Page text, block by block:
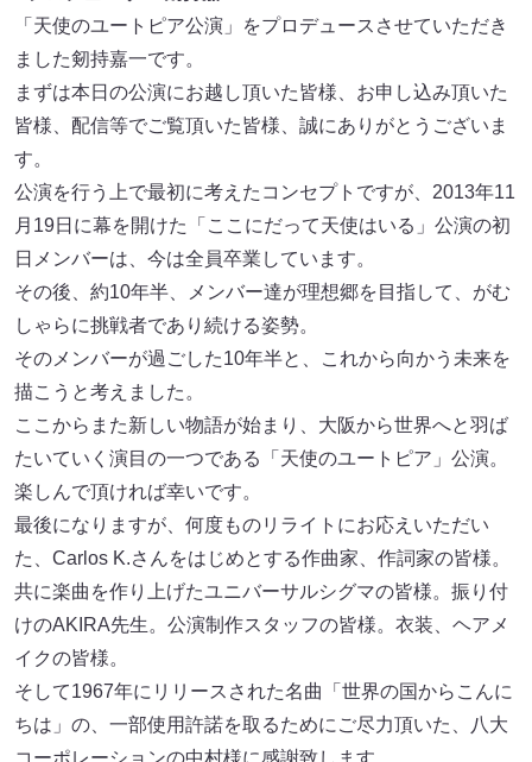
「天使のユートピア公演」をプロデュースさせていただき
ました剱持嘉一です。
まずは本日の公演にお越し頂いた皆様、お申し込み頂いた
皆様、配信等でご覧頂いた皆様、誠にありがとうございま
す。
公演を行う上で最初に考えたコンセプトですが、2013年11
月19日に幕を開けた「ここにだって天使はいる」公演の初
日メンバーは、今は全員卒業しています。
その後、約10年半、メンバー達が理想郷を目指して、がむ
しゃらに挑戦者であり続ける姿勢。
そのメンバーが過ごした10年半と、これから向かう未来を
描こうと考えました。
ここからまた新しい物語が始まり、大阪から世界へと羽ば
たいていく演目の一つである「天使のユートピア」公演。
楽しんで頂ければ幸いです。
最後になりますが、何度ものリライトにお応えいただい
た、Carlos K.さんをはじめとする作曲家、作詞家の皆様。
共に楽曲を作り上げたユニバーサルシグマの皆様。振り付
けのAKIRA先生。公演制作スタッフの皆様。衣装、ヘアメ
イクの皆様。
そして1967年にリリースされた名曲「世界の国からこんに
ちは」の、一部使用許諾を取るためにご尽力頂いた、八大
コーポレーションの中村様に感謝致します。